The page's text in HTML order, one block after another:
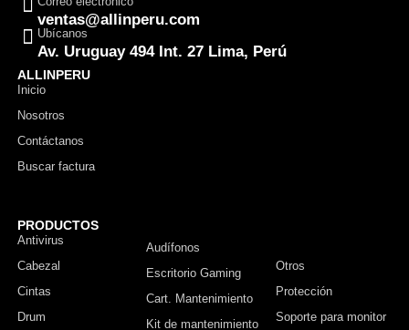
ventas@allinperu.com
Ubícanos
Av. Uruguay 494 Int. 27 Lima, Perú
ALLINPERU
Inicio
Nosotros
Contáctanos
Buscar factura
PRODUCTOS
Antivirus
Cabezal
Cintas
Drum
Audífonos
Escritorio Gaming
Cart. Mantenimiento
Kit de mantenimiento
Otros
Protección
Soporte para monitor